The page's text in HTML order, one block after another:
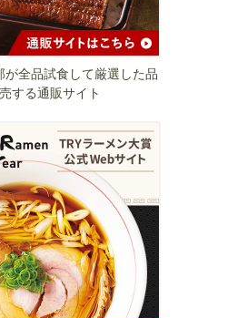
が全品試食して厳選した品
する通販サイト